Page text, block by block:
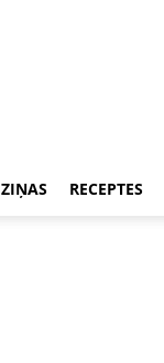
ZIŅAS RECEPTES